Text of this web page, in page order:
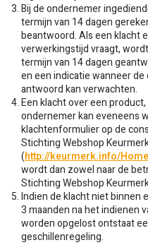
Bij de ondernemer
termijn van 14 dagen
beantwoord. Als een klacht
verwerkingstijd vraagt,
termijn van 14 dagen
en een indicatie wanneer
antwoord kan verwachten.
Een klacht over een
ondernemer kan eveneens
klachtenformulier op de
Stichting Webshop
(http://keurmerk.info/
wordt dan zowel naar de
Stichting Webshop
Indien de klacht niet binnen
3 maanden na het indienen
worden opgelost ontstaat
geschillenregeling.